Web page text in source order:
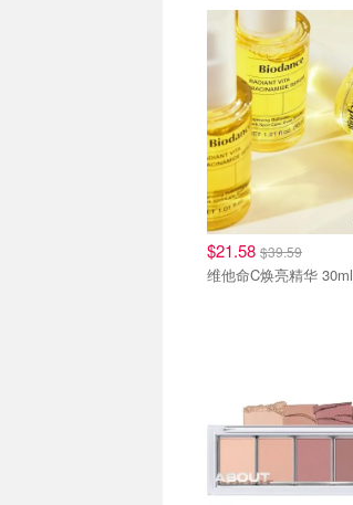
$21.58 $39.59
维他命C焕亮精华 30ml